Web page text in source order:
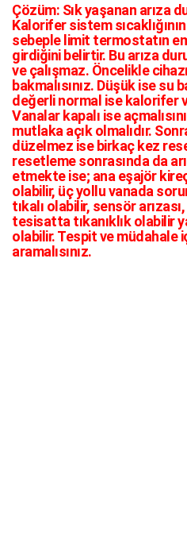
Çözüm: Sık yaşanan arıza
Kalorifer sistem
sebeple limit termostatın
girdiğini belirtir. Bu arıza
ve çalışmaz. Öncelikle
bakmalısınız. Düşük ise su
değerli normal ise kalorifer
Vanalar kapalı ise
mutlaka açık olmalıdır.
düzelmez ise birkaç kez
resetleme sonrasında da
etmekte ise; ana eşajör
olabilir, üç yollu vanada
tıkalı olabilir, sensör
tesisatta tıkanıklık olabilir
olabilir. Tespit ve müdahale
aramalısınız.